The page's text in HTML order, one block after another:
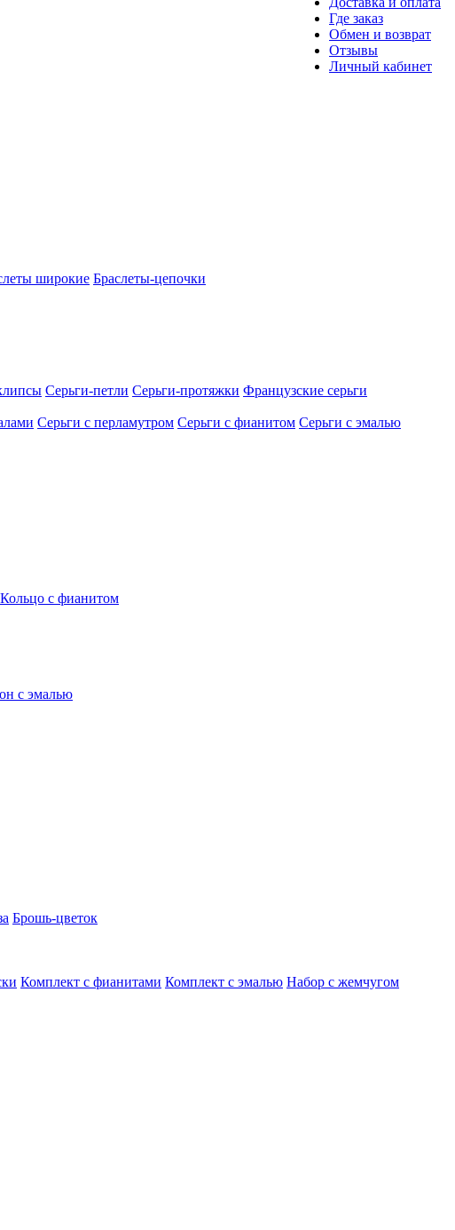
Где заказ
Обмен и возврат
Отзывы
Личный кабинет
широкие Браслеты-цепочки
Серьги-петли Серьги-протяжки Французские серьги
Серьги с перламутром Серьги с фианитом Серьги с эмалью
Кольцо с фианитом
с эмалью
Брошь-цветок
Комплект с фианитами Комплект с эмалью Набор с жемчугом